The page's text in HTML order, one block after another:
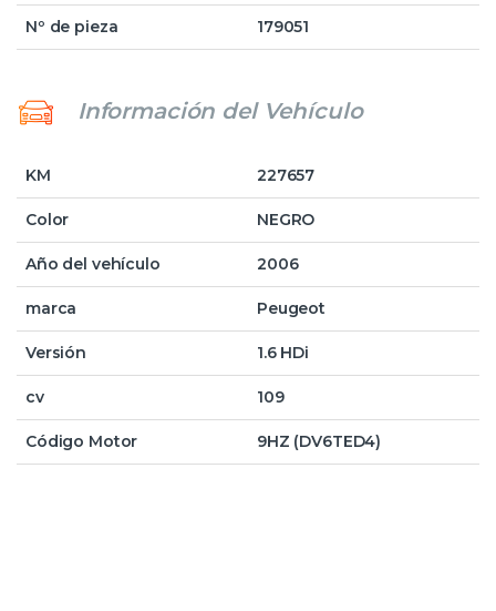
Nº de pieza 179051
Información del Vehículo
KM 227657
Color NEGRO
Año del vehículo 2006
marca Peugeot
Versión 1.6 HDi
cv 109
Código Motor 9HZ (DV6TED4)